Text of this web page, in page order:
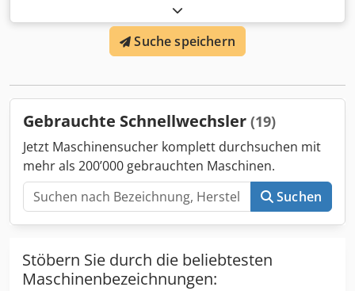
Suche speichern
Gebrauchte Schnellwechsler (19)
Jetzt Maschinensucher komplett durchsuchen mit
mehr als 200’000 gebrauchten Maschinen.
Suchen
Stöbern Sie durch die beliebtesten
Maschinenbezeichnungen: